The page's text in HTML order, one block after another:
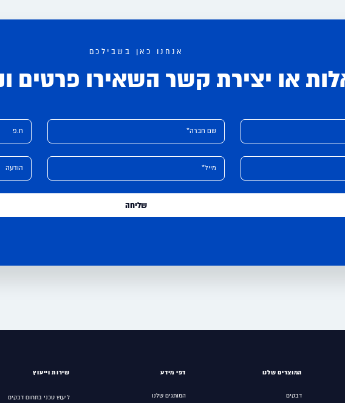
אנחנו כאן בשבילכם
או יצירת קשר השאירו פרטים
שם חברה* ח.פ
מייל* הודעה
המוצרים שלנו
דבקים
דפי מידע
המותגים שלנו
שירות וייעוץ
ליעוץ טכני בתחום דבקים